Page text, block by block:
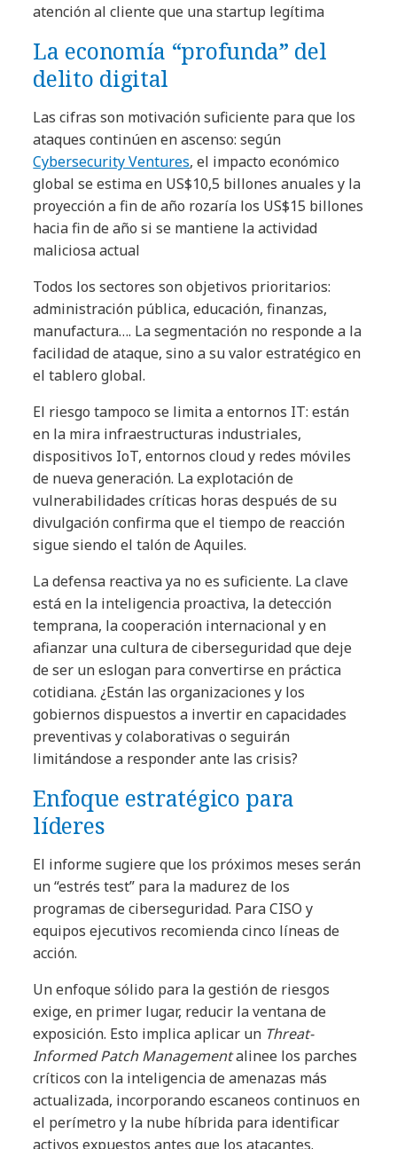
atención al cliente que una startup legítima
La economía “profunda” del
delito digital
Las cifras son motivación suficiente para que los
ataques continúen en ascenso: según
Cybersecurity Ventures, el impacto económico
global se estima en US$10,5 billones anuales y la
proyección a fin de año rozaría los US$15 billones
hacia fin de año si se mantiene la actividad
maliciosa actual
Todos los sectores son objetivos prioritarios:
administración pública, educación, finanzas,
manufactura…. La segmentación no responde a la
facilidad de ataque, sino a su valor estratégico en
el tablero global.
El riesgo tampoco se limita a entornos IT: están
en la mira infraestructuras industriales,
dispositivos IoT, entornos cloud y redes móviles
de nueva generación. La explotación de
vulnerabilidades críticas horas después de su
divulgación confirma que el tiempo de reacción
sigue siendo el talón de Aquiles.
La defensa reactiva ya no es suficiente. La clave
está en la inteligencia proactiva, la detección
temprana, la cooperación internacional y en
afianzar una cultura de ciberseguridad que deje
de ser un eslogan para convertirse en práctica
cotidiana. ¿Están las organizaciones y los
gobiernos dispuestos a invertir en capacidades
preventivas y colaborativas o seguirán
limitándose a responder ante las crisis?
Enfoque estratégico para
líderes
El informe sugiere que los próximos meses serán
un “estrés test” para la madurez de los
programas de ciberseguridad. Para CISO y
equipos ejecutivos recomienda cinco líneas de
acción.
Un enfoque sólido para la gestión de riesgos
exige, en primer lugar, reducir la ventana de
exposición. Esto implica aplicar un Threat-
Informed Patch Managementalinee los parches
críticos con la inteligencia de amenazas más
actualizada, incorporando escaneos continuos en
el perímetro y la nube híbrida para identificar
activos expuestos antes que los atacantes.